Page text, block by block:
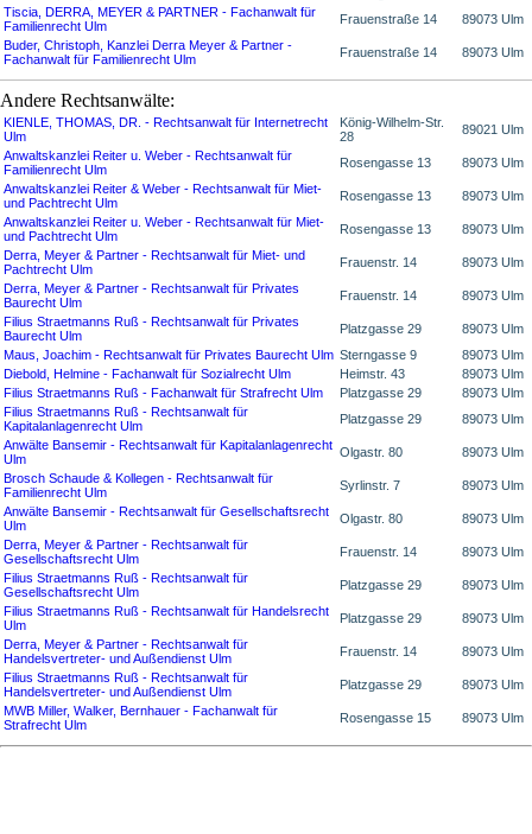
Tiscia, DERRA, MEYER & PARTNER - Fachanwalt für
Familienrecht Ulm
Frauenstraße 14
89073 Ulm
Buder, Christoph, Kanzlei Derra Meyer & Partner -
Fachanwalt für Familienrecht Ulm
Frauenstraße 14 89073 Ulm
Andere Rechtsanwälte:
KIENLE, THOMAS, DR. - Rechtsanwalt für Internetrecht
Ulm
König-Wilhelm-Str.
28
89021 Ulm
Anwaltskanzlei Reiter u. Weber - Rechtsanwalt für
Familienrecht Ulm
Rosengasse 13
89073 Ulm
Anwaltskanzlei Reiter & Weber - Rechtsanwalt für Miet-
und Pachtrecht Ulm
Rosengasse 13
89073 Ulm
Anwaltskanzlei Reiter u. Weber - Rechtsanwalt für Miet-
und Pachtrecht Ulm
Rosengasse 13
89073 Ulm
Derra, Meyer & Partner - Rechtsanwalt für Miet- und
Pachtrecht Ulm
Frauenstr. 14
89073 Ulm
Derra, Meyer & Partner - Rechtsanwalt für Privates
Baurecht Ulm
Frauenstr. 14
89073 Ulm
Filius Straetmanns Ruß - Rechtsanwalt für Privates
Baurecht Ulm
Platzgasse 29
89073 Ulm
Maus, Joachim - Rechtsanwalt für Privates Baurecht Ulm Sterngasse 9
89073 Ulm
Diebold, Helmine - Fachanwalt für Sozialrecht Ulm
Heimstr. 43
89073 Ulm
Filius Straetmanns Ruß - Fachanwalt für Strafrecht Ulm
Platzgasse 29
89073 Ulm
Filius Straetmanns Ruß - Rechtsanwalt für
Kapitalanlagenrecht Ulm
Platzgasse 29
89073 Ulm
Anwälte Bansemir - Rechtsanwalt für Kapitalanlagenrecht
Ulm
Olgastr. 80
89073 Ulm
Brosch Schaude & Kollegen - Rechtsanwalt für
Familienrecht Ulm
Syrlinstr. 7
89073 Ulm
Anwälte Bansemir - Rechtsanwalt für Gesellschaftsrecht
Ulm
Olgastr. 80
89073 Ulm
Derra, Meyer & Partner - Rechtsanwalt für
Gesellschaftsrecht Ulm
Frauenstr. 14
89073 Ulm
Filius Straetmanns Ruß - Rechtsanwalt für
Gesellschaftsrecht Ulm
Platzgasse 29
89073 Ulm
Filius Straetmanns Ruß - Rechtsanwalt für Handelsrecht
Ulm
Platzgasse 29
89073 Ulm
Derra, Meyer & Partner - Rechtsanwalt für
Handelsvertreter- und Außendienst Ulm
Frauenstr. 14
89073 Ulm
Filius Straetmanns Ruß - Rechtsanwalt für
Handelsvertreter- und Außendienst Ulm
Platzgasse 29
89073 Ulm
MWB Miller, Walker, Bernhauer - Fachanwalt für
Strafrecht Ulm
Rosengasse 15 89073 Ulm